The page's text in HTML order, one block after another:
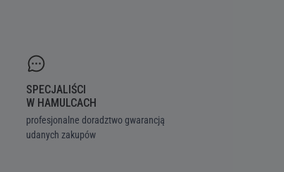
SPECJALIŚCI
W HAMULCACH
profesjonalne doradztwo gwarancją
udanych zakupów